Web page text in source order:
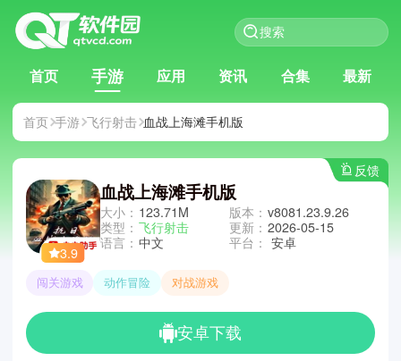
首页 手游 应用 资讯 合集 最新
首页 手游 飞行射击 血战上海滩手机版
反馈
3.9
血战上海滩手机版
大小： 123.71M
类型： 飞行射击
语言： 中文
版本： v8081.23.9.26
更新： 2026-05-15
平台： 安卓
闯关游戏 动作冒险 对战游戏
安卓下载